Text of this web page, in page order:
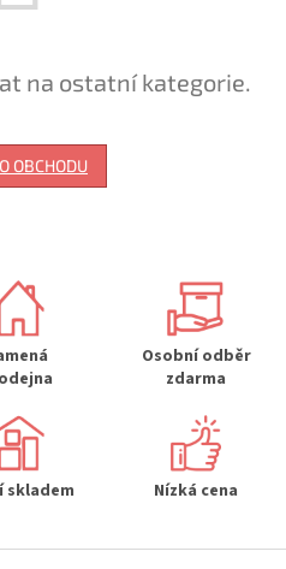
na ostatní kategorie.
OBCHODU
Osobní odběr
zdarma
skladem Nízká cena